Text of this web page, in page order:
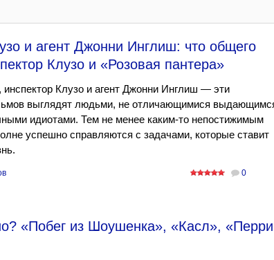
и агент Джонни Инглиш: что общего
Клузо и «Розовая пантера»
Клузо и агент Джонни Инглиш — эти
выглядят людьми, не отличающимися
идиотами. Тем не менее каким-то непостижимым
успешно справляются с задачами, которые ставит
0
«Побег из Шоушенка», «Касл», «Перри